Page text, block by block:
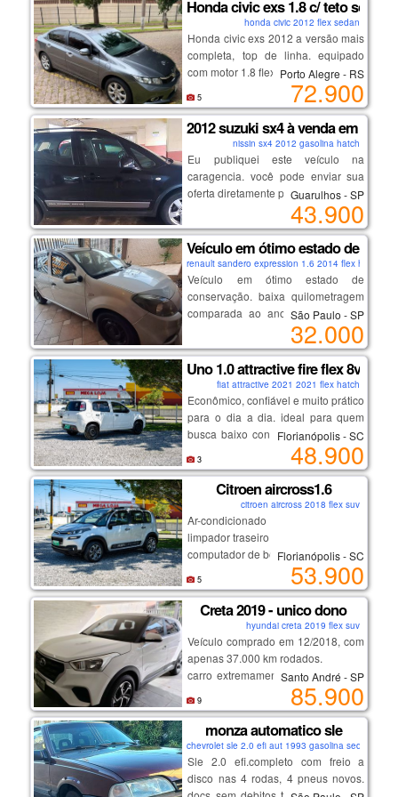
venha aproveitar a oportunidade de
um topo de linha em condições
impecáveis, com preço reduzido
similar ao modelo intermediário.
✅ motor 1.0 turbo de excelente
desempenho e baixo consumo
✅ apenas 64.579 km rodados
✅ versão platinum, uma das mais
completas da linha
✅ central multimídia
✅ câmera de ré
✅ direção elétrica
✅ ar-condicionado digital
✅ rodas de liga leve
✅ volante multifuncional
✅ airbags e controles de
estabilidade e tração
✅ excelente espaço interno e porta-
malas
💰 r$ 79.900,00
veículo muito bem conservado,
pronto para rodar e sem detalhes.
ideal para quem procura um carro
econômico para o dia a dia, mas
sem abrir mão de conforto,
segurança e tecnologia.
📍 fogte veículos
🔄 aceitamos trocas
💳 financiamento facilitado
📲 chame agora no whatsapp e
agende sua visita. não perca essa
oportunidade!
Honda civic exs 1.8 c/ teto solar
honda civic 2012 flex sedan
Honda civic exs 2012 a versão mais
completa, top de linha. equipado
com motor 1.8 flex (140 cv) e câmbio
automático de 5 marchas, teto solar,
controle de estabilidade, bancos em
couro e paddle shifts (cambio
borboleta).
Porto Alegre - RS
72.900
5
2012 suzuki sx4 à venda em
nissin sx4 2012 gasolina hatch
Eu publiquei este veículo na
caragencia. você pode enviar sua
oferta diretamente pelo anúncio.
aqui está o link:
https://caragencia.com/br/car-
finder/2012-suzuki-sx4
Guarulhos - SP
43.900
Veículo em ótimo estado de
renault sandero expression 1.6 2014 flex hatch
Veículo em ótimo estado de
conservação. baixa quilometragem
comparada ao ano de fabricação.
sem dívidas, ipva pago, possui
seguro.
São Paulo - SP
32.000
Uno 1.0 attractive fire flex 8v
fiat attractive 2021 2021 flex hatch
Econômico, confiável e muito prático
para o dia a dia. ideal para quem
busca baixo consumo, manutenção
💡 destaques:
motor 1.0 muito econômico
baixa quilometragem
ótimo custo-benefício
manutenção em dia
carro impecável, sem detalhes
Florianópolis - SC
48.900
3
Citroen aircross1.6
citroen aircross 2018 flex suv
Ar-condicionado
limpador traseiro
computador de bordo
desembaçador traseiro
direção hidráulica
rodas de liga leve
vidros elétricos
travas elétricas
espelhos elétricos
💡 destaques:
motor 1.6 forte e econômico
ótima dirigibilidade
conforto e espaço interno
Florianópolis - SC
53.900
5
Creta 2019 - unico dono
hyundai creta 2019 flex suv
Veículo comprado em 12/2018, com
apenas 37.000 km rodados.
carro extremamente bem cuidado e
100% original ,sem retoques de
pintura.
* 80% da quilometragem em estrada
tendo um baixo desgaste.
* rodagem macia, silenciosa e sem
ruídos
* estepe nunca utilizado
Santo André - SP
85.900
9
monza automatico sle
chevrolet sle 2.0 efi aut 1993 gasolina sedan
Sle 2.0 efi.completo com freio a
disco nas 4 rodas, 4 pneus novos.